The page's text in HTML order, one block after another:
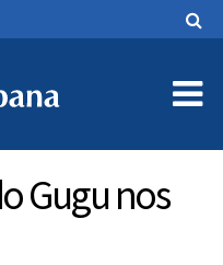
Gugu nos